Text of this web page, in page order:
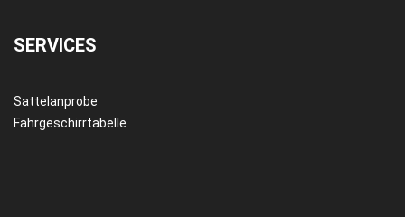
SERVICES
Sattelanprobe
Fahrgeschirrtabelle